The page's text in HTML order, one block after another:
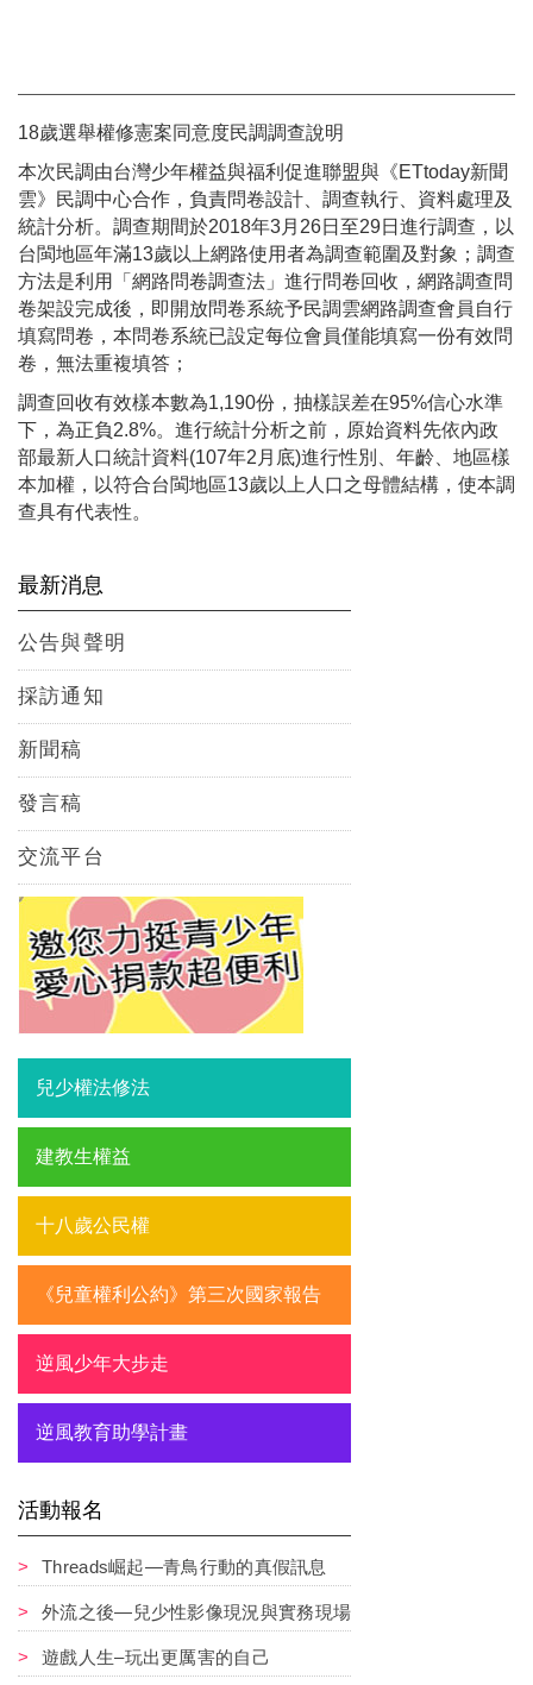
18歲選舉權修憲案同意度民調調查說明
本次民調由台灣少年權益與福利促進聯盟與《ETtoday新聞
雲》民調中心合作，負責問卷設計、調查執行、資料處理及
統計分析。調查期間於2018年3月26日至29日進行調查，以
台閩地區年滿13歲以上網路使用者為調查範圍及對象；調查
方法是利用「網路問卷調查法」進行問卷回收，網路調查問
卷架設完成後，即開放問卷系統予民調雲網路調查會員自行
填寫問卷，本問卷系統已設定每位會員僅能填寫一份有效問
卷，無法重複填答；
調查回收有效樣本數為1,190份，抽樣誤差在95%信心水準
下，為正負2.8%。進行統計分析之前，原始資料先依內政
部最新人口統計資料(107年2月底)進行性別、年齡、地區樣
本加權，以符合台閩地區13歲以上人口之母體結構，使本調
查具有代表性。
最新消息
公告與聲明
採訪通知
新聞稿
發言稿
交流平台
兒少權法修法
建教生權益
十八歲公民權
《兒童權利公約》第三次國家報告
逆風少年大步走
逆風教育助學計畫
活動報名
Threads崛起—青鳥行動的真假訊息
外流之後—兒少性影像現況與實務現場
遊戲人生–玩出更厲害的自己